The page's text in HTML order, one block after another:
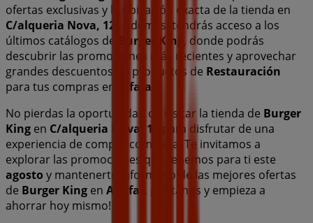
ofertas exclusivas y la ubicación exacta de la tienda en
C/alqueria Nova, 12
. Además, tendrás acceso a los
últimos catálogos de
Burger King , donde podrás
descubrir las promociones más recientes y aprovechar
grandes descuentos en productos de Restauración
para tus compras en
Alfafar
No pierdas la oportunidad de visitar la tienda de Burger
King en C/alqueria Nova, 12 para disfrutar de una
experiencia de compra completa. Te invitamos a
explorar las promociones que tenemos para ti este
agosto y mantenerte informado de las mejores ofertas
de Burger King en Alfafar . ¡Visítanos y empieza a
ahorrar hoy mismo!